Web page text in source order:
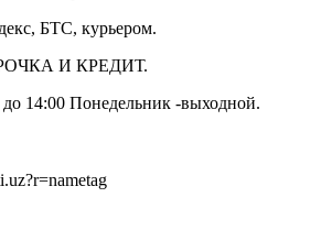
БТС, курьером.
И КРЕДИТ.
14:00 Понедельник -выходной.